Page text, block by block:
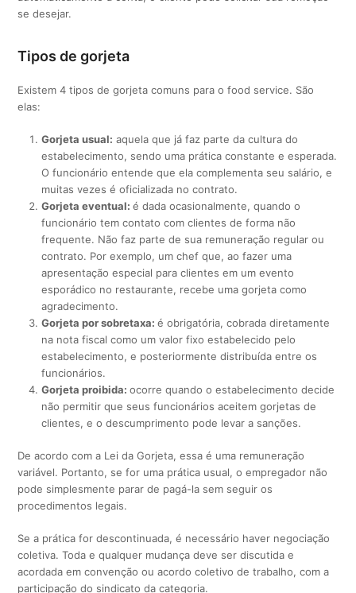
se desejar.
Tipos de gorjeta
Existem 4 tipos de gorjeta comuns para o food service. São
elas:
Gorjeta usual: aquela que já faz parte da cultura do
estabelecimento, sendo uma prática constante e esperada.
O funcionário entende que ela complementa seu salário, e
muitas vezes é oficializada no contrato.
Gorjeta eventual:é dada ocasionalmente, quando o
funcionário tem contato com clientes de forma não
frequente. Não faz parte de sua remuneração regular ou
contrato. Por exemplo, um chef que, ao fazer uma
apresentação especial para clientes em um evento
esporádico no restaurante, recebe uma gorjeta como
agradecimento.
Gorjeta por sobretaxa:é obrigatória, cobrada diretamente
na nota fiscal como um valor fixo estabelecido pelo
estabelecimento, e posteriormente distribuída entre os
funcionários.
Gorjeta proibida:ocorre quando o estabelecimento decide
não permitir que seus funcionários aceitem gorjetas de
clientes, e o descumprimento pode levar a sanções.
De acordo com a Lei da Gorjeta, essa é uma remuneração
variável. Portanto, se for uma prática usual, o empregador não
pode simplesmente parar de pagá-la sem seguir os
procedimentos legais.
Se a prática for descontinuada, é necessário haver negociação
coletiva. Toda e qualquer mudança deve ser discutida e
acordada em convenção ou acordo coletivo de trabalho, com a
participação do sindicato da categoria.